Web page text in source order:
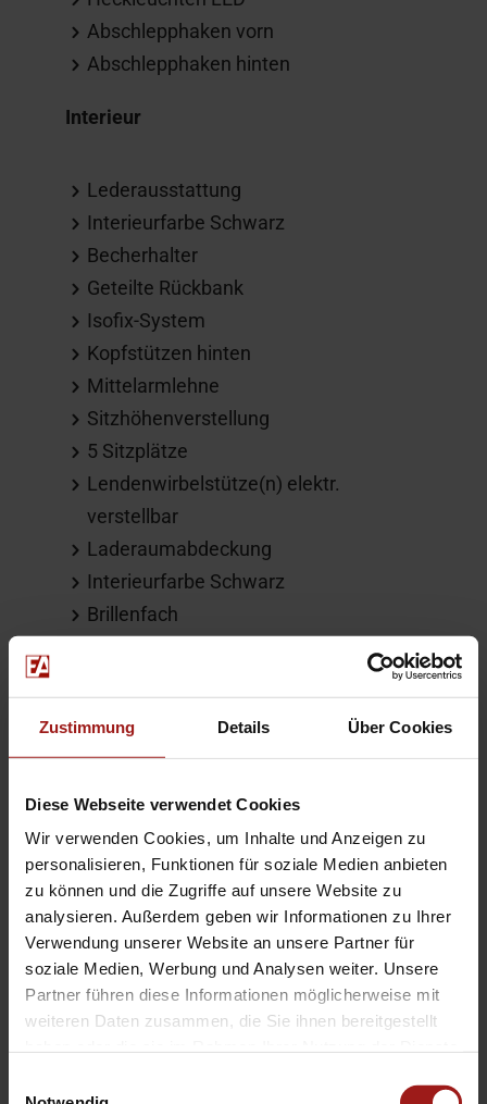
Zustimmung Details Über Cookies
Diese Webseite verwendet Cookies
Wir verwenden Cookies, um Inhalte und Anzeigen zu
personalisieren, Funktionen für soziale Medien anbieten
zu können und die Zugriffe auf unsere Website zu
analysieren. Außerdem geben wir Informationen zu Ihrer
Verwendung unserer Website an unsere Partner für
soziale Medien, Werbung und Analysen weiter. Unsere
Partner führen diese Informationen möglicherweise mit
weiteren Daten zusammen, die Sie ihnen bereitgestellt
Abschlepphaken vorn
Abschlepphaken hinten
Interieur
Lederausstattung
Interieurfarbe Schwarz
Becherhalter
Geteilte Rückbank
Isofix-System
Kopfstützen hinten
Mittelarmlehne
Sitzhöhenverstellung
5 Sitzplätze
Lendenwirbelstütze(n) elektr.
verstellbar
Laderaumabdeckung
Interieurfarbe Schwarz
Brillenfach
Deluxe-Dachhimmel
Media
Navigationssystem
Soundsystem
Bluetooth Anbindung
Sound-System Bang & Olufsen Play
9 Lautsprecher
Frontkamera